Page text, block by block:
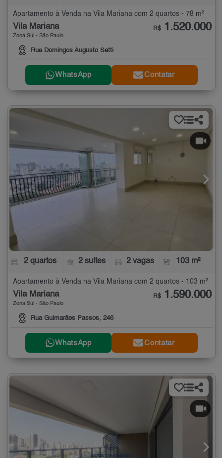
Apartamento à Venda na Vila Mariana com 2 quartos - 78 m²
Vila Mariana
Zona Sul - São Paulo
Rua Domingos Augusto Setti
R$ 1.520.000
WhatsApp Contatar
2 quartos 2 suítes 2 vagas 103 m²
Apartamento à Venda na Vila Mariana com 2 quartos - 103 m²
Vila Mariana
Zona Sul - São Paulo
Rua Guimarães Passos, 246
R$ 1.590.000
WhatsApp Contatar